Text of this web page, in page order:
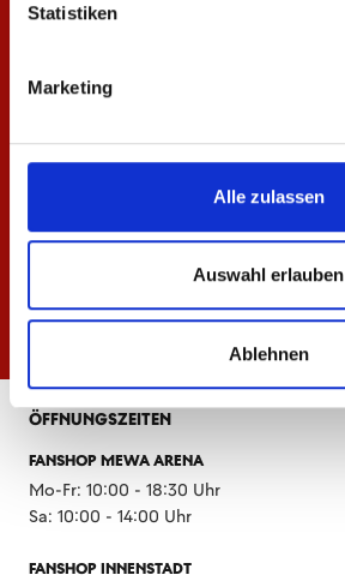
Statistiken
Marketing
Alle zulassen
Auswahl erlauben
Ablehnen
ÖFFNUNGSZEITEN
FANSHOP MEWA ARENA
Mo-Fr: 10:00 - 18:30 Uhr
Sa: 10:00 - 14:00 Uhr
FANSHOP INNENSTADT